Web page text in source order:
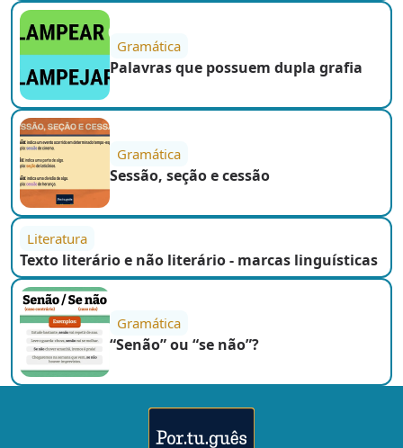
Gramática
Palavras que possuem dupla grafia
Gramática
Sessão, seção e cessão
Literatura
Texto literário e não literário - marcas linguísticas
Gramática
“Senão” ou “se não”?